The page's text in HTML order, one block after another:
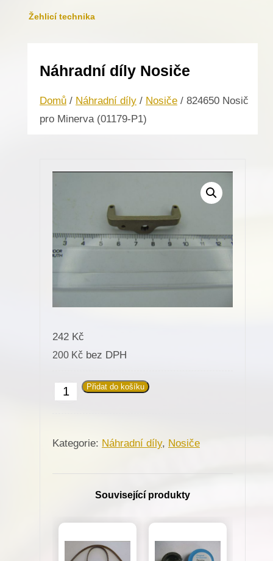
Žehlicí technika
Náhradní díly Nosiče
Domů / Náhradní díly / Nosiče / 824650 Nosič
pro Minerva (01179-P1)
242 Kč
200 Kč bez DPH
824650
Minerva
množství
Přidat do košíku
Kategorie: Náhradní díly, Nosiče
Související produkty